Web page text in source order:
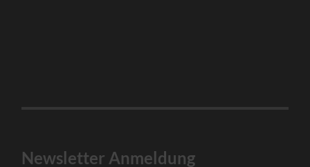
Newsletter Anmeldung